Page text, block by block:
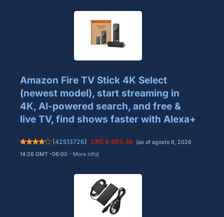
Amazon Fire TV Stick 4K Select
(newest model), start streaming in
4K, AI-powered search, and free &
live TV, find shows faster with Alexa+
(42513726) CRC 9,983.46 (as of agosto 8, 2026
14:26 GMT -06:00 - More info)